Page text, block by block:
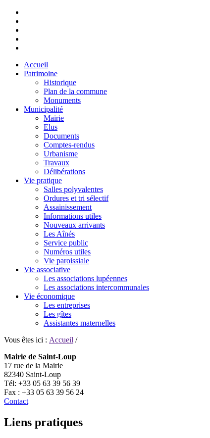
Accueil
Patrimoine
Historique
Plan de la commune
Monuments
Municipalité
Mairie
Elus
Documents
Comptes-rendus
Urbanisme
Travaux
Délibérations
Vie pratique
Salles polyvalentes
Ordures et tri sélectif
Assainissement
Informations utiles
Nouveaux arrivants
Les Aînés
Service public
Numéros utiles
Vie paroissiale
Vie associative
Les associations lupéennes
Les associations intercommunales
Vie économique
Les entreprises
Les gîtes
Assistantes maternelles
Vous êtes ici : Accueil /
Mairie de Saint-Loup
17 rue de la Mairie
82340 Saint-Loup
Tél: +33 05 63 39 56 39
Fax : +33 05 63 39 56 24
Contact
Liens pratiques